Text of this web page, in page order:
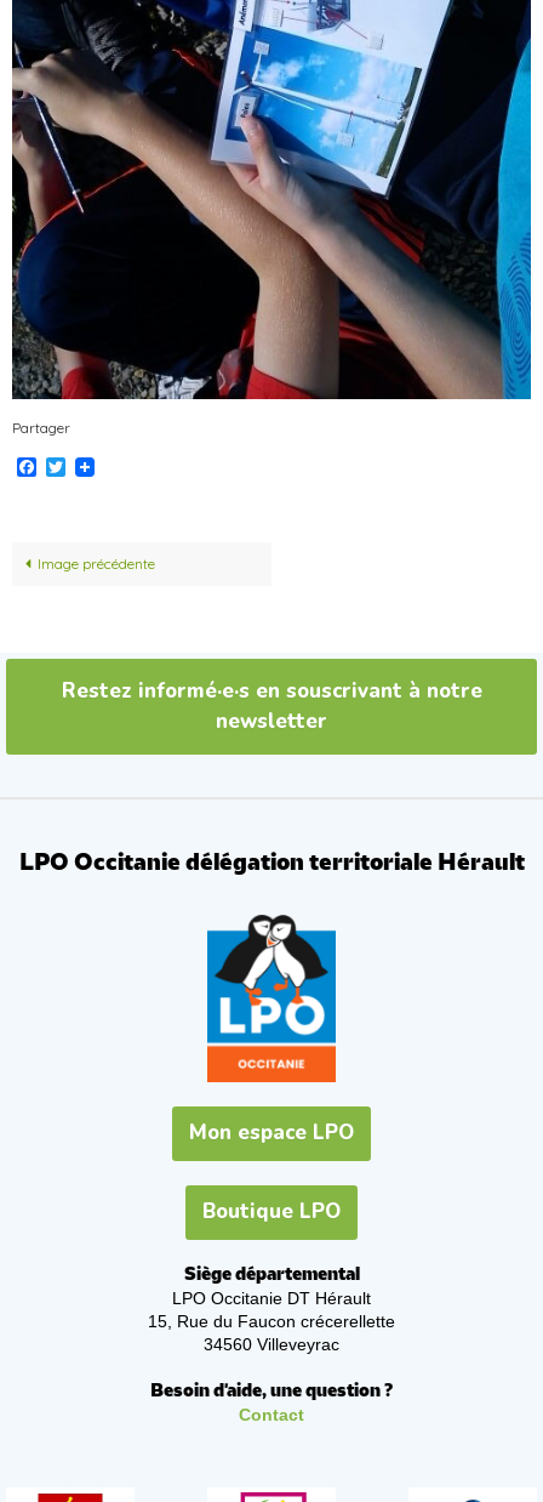
Partager
Facebook
Twitter
Image précédente
Restez informé·e·s en souscrivant à notre
newsletter
LPO Occitanie délégation territoriale Hérault
Mon espace LPO
Boutique LPO
Siège départemental
LPO Occitanie DT Hérault
15, Rue du Faucon crécerellette
34560 Villeveyrac
Besoin d'aide, une question ?
Contact